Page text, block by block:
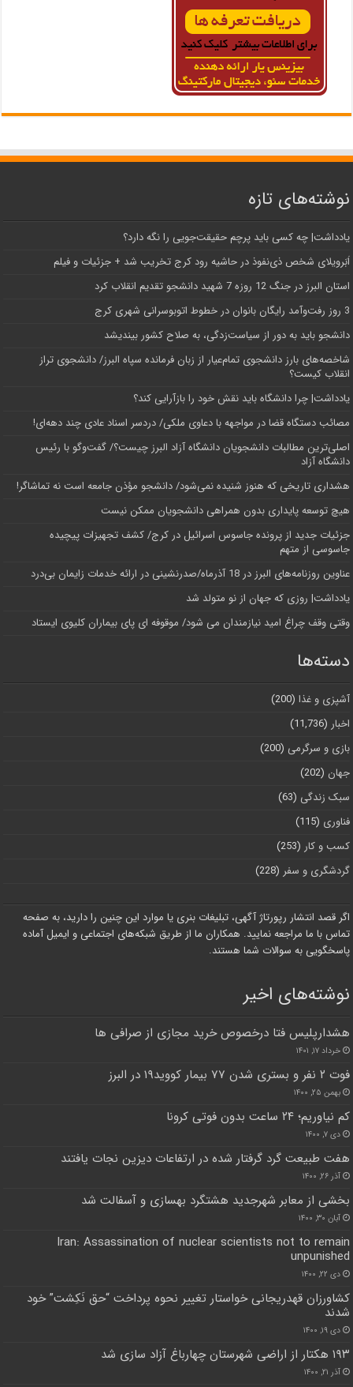
نوشته‌های تازه
یادداشت| ‌چه کسی باید پرچم حقیقت‌جویی را نگه دارد؟
اَبَر‌ویلای شخص ذی‌نفوذ در حاشیه‌ رود کرج تخریب شد + جزئیات و فیلم
استان البرز در جنگ 12 روزه 7 شهید دانشجو تقدیم انقلاب کرد
3 روز رفت‌وآمد رایگان بانوان در خطوط اتوبوسرانی شهری کرج
دانشجو باید به دور از سیاست‌زدگی، به صلاح کشور بیندیشد
شاخصه‌های بارز دانشجوی تمام‌عیار از زبان فرمانده سپاه البرز/ دانشجوی تراز
انقلاب کیست؟
یادداشت| چرا دانشگاه باید نقش خود را بازآرایی کند؟
مصائب دستگاه قضا در مواجهه با دعاوی ملکی/ دردسر اسناد عادی چند‌ دهه‌ای!
اصلی‌ترین مطالبات دانشجویان دانشگاه آزاد البرز چیست؟/ گفت‌وگو با رئیس
دانشگاه آز‌اد
هشداری تاریخی که هنوز شنیده نمی‌شود/ دانشجو مؤذن جامعه است نه تماشاگر!
هیچ توسعه پایداری بدون همراهی دانشجویان ممکن نیست
جزئیات جدید از پرونده جاسوس اسرائیل در کرج/‌ کشف تجهیزات پیچیده
جاسوسی از متهم
عناوین روزنامه‌های البرز در ‌18 آذرماه/صدرنشینی در ارائه خدمات زایمان بی‌درد
یادداشت| روزی که جهان از نو متولد شد
وقتی وقف چراغ امید نیازمندان می شود/ موقوفه ای پای بیماران کلیوی ایستاد
دسته‌ها
آشپزی و غذا (200)
اخبار (11,736)
بازی و سرگرمی (200)
جهان (202)
سبک زندگی (63)
فناوری (115)
کسب و کار (253)
گردشگری و سفر (228)
اگر قصد انتشار رپورتاژ آگهی، تبلیغات بنری یا موارد این چنین را دارید، به صفحه
تماس با ما مراجعه نمایید. همکاران ما از طریق شبکه‌های اجتماعی و ایمیل آماده
پاسخگویی به سوالات شما هستند.
نوشته‌های اخیر
هشدارپلیس فتا درخصوص خرید مجازی از صرافی ها
خرداد ۱۷, ۱۴۰۱
فوت ۲ نفر و بستری شدن ۷۷ بیمار کووید۱۹ در البرز
بهمن ۲۵, ۱۴۰۰
کم نیاوریم؛ ۲۴ ساعت بدون فوتی کرونا
دی ۷, ۱۴۰۰
هفت طبیعت گرد گرفتار شده در ارتفاعات دیزین نجات یافتند
آذر ۲۶, ۱۴۰۰
بخشی از معابر شهرجدید هشتگرد بهسازی و آسفالت شد
آبان ۳۰, ۱۴۰۰
Iran: Assassination of nuclear scientists not to remain
unpunished
دی ۲۲, ۱۴۰۰
کشاورزان قهدریجانی خواستار تغییر نحوه پرداخت “حق نَکِشت” خود
شدند
دی ۱۹, ۱۴۰۰
۱۹۳ هکتار از اراضی شهرستان چهارباغ آزاد سازی شد
آذر ۲۱, ۱۴۰۰